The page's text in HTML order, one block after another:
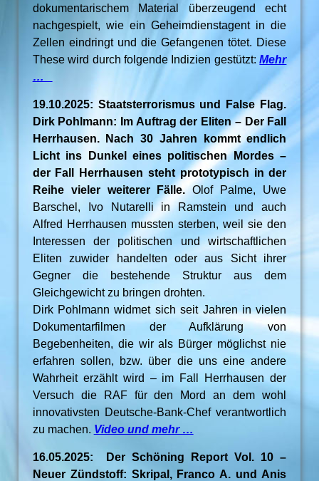
dokumentarischem Material überzeugend echt
nachgespielt, wie ein Geheimdienstagent in die
Zellen eindringt und die Gefangenen tötet. Diese
These wird durch folgende Indizien gestützt:Mehr
…
19.10.2025: Staatsterrorismus und False Flag.
Dirk Pohlmann: Im Auftrag der Eliten – Der Fall
Herrhausen. Nach 30 Jahren kommt endlich
Licht ins Dunkel eines politischen Mordes –
der Fall Herrhausen steht prototypisch in der
Reihe vieler weiterer Fälle.Olof Palme, Uwe
Barschel, Ivo Nutarelli in Ramstein und auch
Alfred Herrhausen mussten sterben, weil sie den
Interessen der politischen und wirtschaftlichen
Eliten zuwider handelten oder aus Sicht ihrer
Gegner die bestehende Struktur aus dem
Gleichgewicht zu bringen drohten.
Dirk Pohlmann widmet sich seit Jahren in vielen
Dokumentarfilmen der Aufklärung von
Begebenheiten, die wir als Bürger möglichst nie
erfahren sollen, bzw. über die uns eine andere
Wahrheit erzählt wird – im Fall Herrhausen der
Versuch die RAF für den Mord an dem wohl
innovativsten Deutsche-Bank-Chef verantwortlich
zu machen. Video und mehr …
16.05.2025: Der Schöning Report Vol. 10 –
Neuer Zündstoff: Skripal, Franco A. und Anis